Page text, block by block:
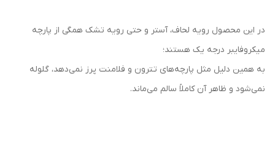
در این محصول رویه لحاف، آستر و حتی رویه تشک همگی از پارچه
میکروفایبر درجه یک هستند؛
به همین دلیل مثل پارچه‌های تترون و فلامنت پرز نمی‌دهد، گلوله
نمی‌شود و ظاهر آن کاملاً سالم می‌ماند.